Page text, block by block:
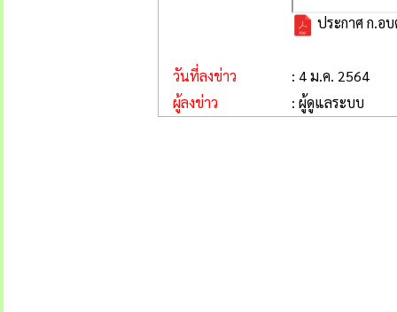
ประกาศ ก.อ
วันที่ลงข่าว
: 4 ม.ค. 2564
ผู้ลงข่าว
: ผู้ดูแลระบบ